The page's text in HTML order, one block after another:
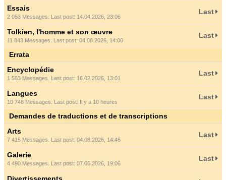
Essais
2 053 Messages. Last post: 14.04.2026, 23:06
Last
Tolkien, l'homme et son œuvre
11 843 Messages. Last post: 04.08.2026, 14:00
Last
Errata
Encyclopédie
1 563 Messages. Last post: 16.02.2026, 13:01
Last
Langues
10 748 Messages. Last post: Il y a 10 heures
Last
Demandes de traductions et de transcriptions
Arts
7 415 Messages. Last post: 04.08.2026, 14:46
Last
Galerie
4 490 Messages. Last post: 07.05.2026, 19:06
Last